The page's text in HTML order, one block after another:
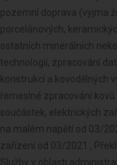
pozemní doprava (vyjma
porcelánových,
ostatních minerálních
technologií, zpracování
konstrukcí a kovodělných
řemeslné zpracování
součástek, elektrických
na malém napětí od 03/
zařízení od 03/2021 ,
Služby v oblasti